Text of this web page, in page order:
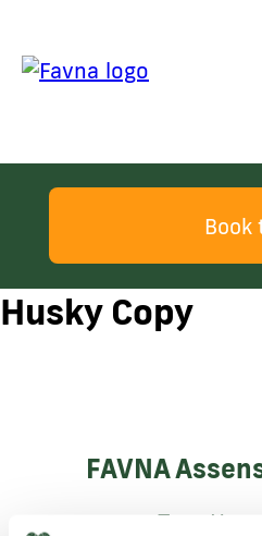
Book
Husky Copy
FAVNA
Torø